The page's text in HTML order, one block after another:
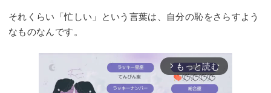
それくらい「忙しい」という言葉は、自分の恥をさらすよう
なものなんです。
arrow_forward_ios もっと読む